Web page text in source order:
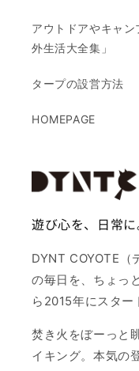
アウトドアやキャ
外生活大全集」
タープの設営方法
HOMEPAGE
遊び心を、日常に
DYNT COYOTE（
の毎日を、ちょっ
ら2015年にスター
焚き火をぼーっと
イキング。本気の